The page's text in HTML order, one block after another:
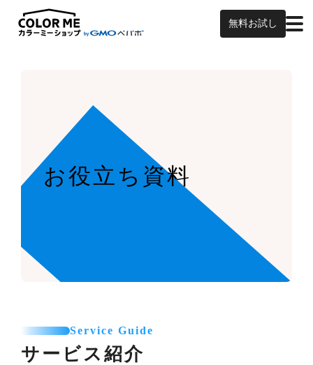
無料お試し
お役立ち資料
Service Guide
サービス紹介